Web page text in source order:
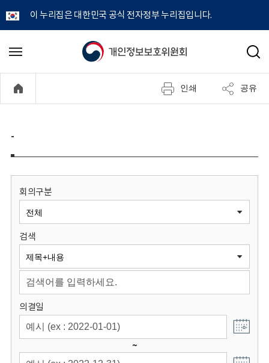
이 누리집은 대한민국 공식 전자정부 누리집입니다.
개
정
보
원
회
메
기
검
인쇄 공유
-
회의구분
검색
의결일
~